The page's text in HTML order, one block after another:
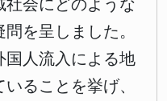
社会にどのような
を呈しました。
国人流入による地
ることを挙げ、